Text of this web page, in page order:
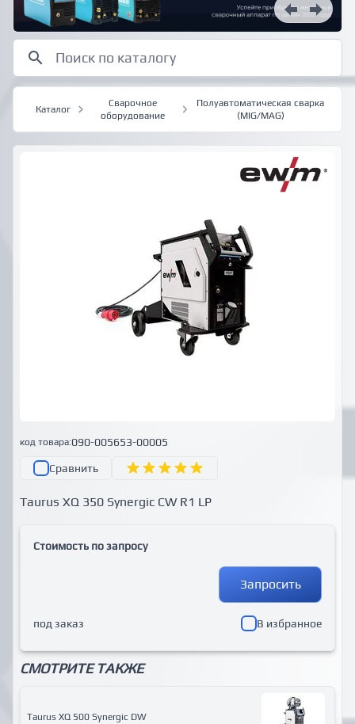
Каталог
Сварочное
оборудование
Полуавтоматическая сварка
(MIG/MAG)
код товара:090-005653-00005
Сравнить
Taurus XQ 350 Synergic CW R1 LP
Стоимость по запросу
Запросить
под заказ В избранное
СМОТРИТЕ ТАКЖЕ
Taurus XQ 500 Synergic DW